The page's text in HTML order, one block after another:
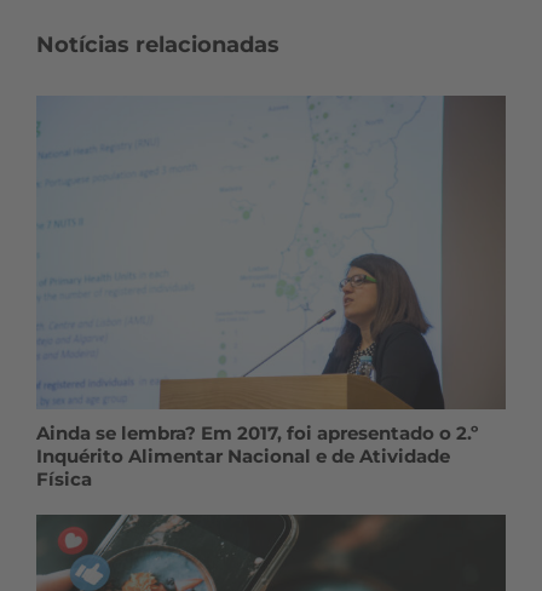
Notícias relacionadas
Ainda se lembra? Em 2017, foi apresentado o 2.º
Inquérito Alimentar Nacional e de Atividade
Física